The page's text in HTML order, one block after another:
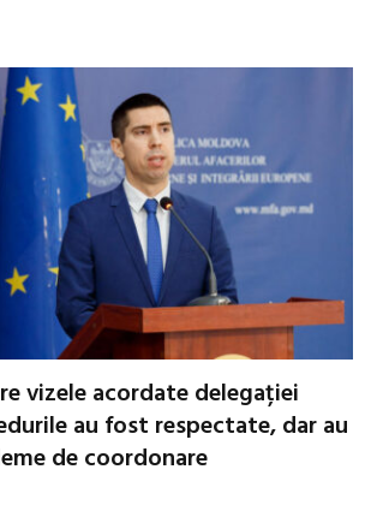
vizele acordate delegației
au fost respectate, dar au
de coordonare